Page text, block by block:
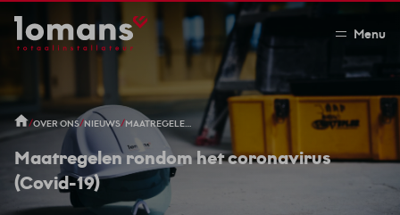
Menu
/OVER ONS/NIEUWS/ MAATREGELEN RONDOM HET CORONAVIRUS (COVID-19)
Maatregelen rondom het coronavirus
(Covid-19)